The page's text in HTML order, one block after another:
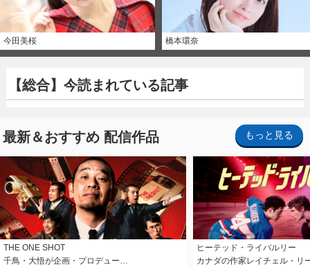
今田美桜 橋本環奈
【総合】今読まれている記事
最新＆おすすめ 配信作品 もっと見る
THE ONE SHOT
千鳥・大悟が企画・プロデュー…
ヒーテッド・ライバルリー
カナダの作家レイチェル・リ